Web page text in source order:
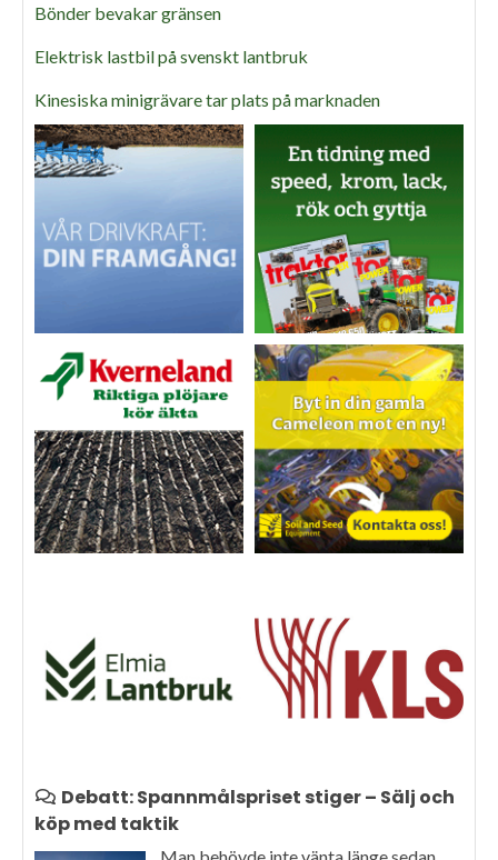
Bönder bevakar gränsen
Elektrisk lastbil på svenskt lantbruk
Kinesiska minigrävare tar plats på marknaden
Debatt: Spannmålspriset stiger – Sälj och
köp med taktik
Man behövde inte vänta länge sedan